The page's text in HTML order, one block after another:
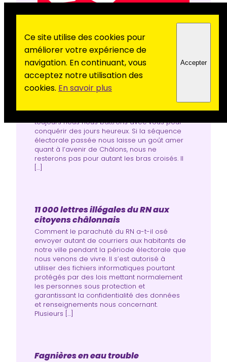
Parce qu’un autre monde est
possible
Oui, au Parti communiste français, à Châlons,
possible. Jamais nous ne nous résignerons.Et
toujours nous nous battrons avec vous pour
conquérir des jours heureux. Si la séquence
électorale passée nous laisse un goût amer
quant à l’avenir de Châlons, nous ne
resterons pas pour autant les bras croisés. Il
[…]
11 000 lettres illégales du RN aux
citoyens châlonnais
Comment le parachuté du RN a-t-il osé
envoyer autant de courriers aux habitants de
notre ville pendant la période électorale que
nous venons de vivre. Il s’est autorisé à
utiliser des fichiers informatiques pourtant
protégés par des lois mettant normalement
les personnes sous protection et
garantissant la confidentialité des données
et renseignements nous concernant.
Plusieurs […]
Fagnières en eau trouble
Ce site utilise des cookies pour
améliorer votre expérience de
navigation. En continuant, vous
acceptez notre utilisation des
cookies. En savoir plus
Accepter